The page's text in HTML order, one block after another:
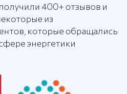
400+ отзывов и
из
которые обращались
энергетики